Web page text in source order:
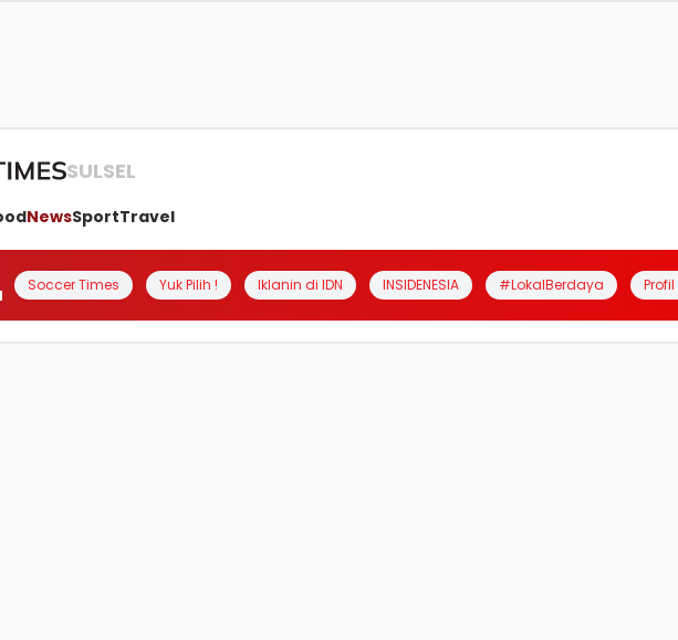
SULSEL
NewsSportTravel
Soccer Times Yuk Pilih ! Iklanin di IDN INSIDENESIA #LokalBerdaya